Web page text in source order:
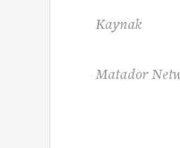
Kaynak
Matador